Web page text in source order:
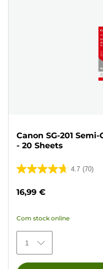
Canon SG-201
- 20 Sheets
4.7 (70)
4.7
70
análises
16,99 €
Com stock online
1